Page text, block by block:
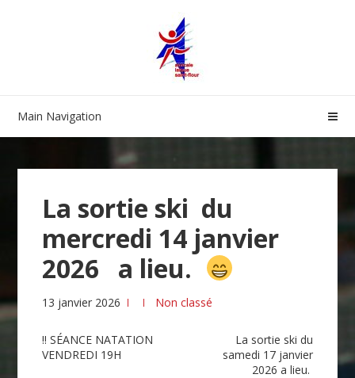
Main Navigation
La sortie ski du
mercredi 14 janvier
2026 a lieu.
13 janvier 2026 Non classé
Navigation
!! SÉANCE NATATION
VENDREDI 19H
La sortie ski du
samedi 17 janvier
2026 a lieu.